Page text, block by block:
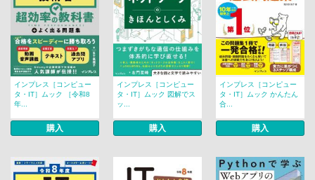
インプレス［コンピュー
タ・IT］ムック ［令和8
年...
購入
インプレス［コンピュー
タ・IT］ムック 図解でス
ッ...
購入
インプレス［コンピュー
タ・IT］ムック かんたん
合...
購入